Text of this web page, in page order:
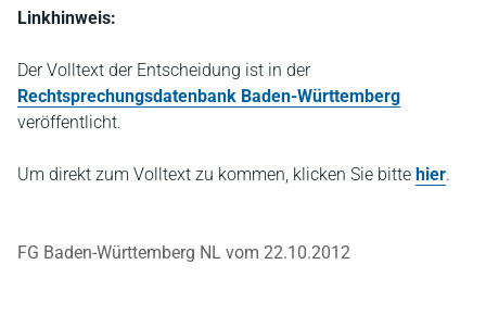
Linkhinweis:
Der Volltext der Entscheidung ist in der
Rechtsprechungsdatenbank Baden-Württemberg
veröffentlicht.
Um direkt zum Volltext zu kommen, klicken Sie bitte hier.
FG Baden-Württemberg NL vom 22.10.2012